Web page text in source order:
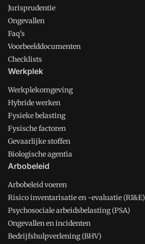
Jurisprudentie
Ongevallen
Faq's
Voorbeelddocumenten
Checklists
Werkplek
Werkplekomgeving
Hybride werken
Fysieke belasting
Fysische factoren
Gevaarlijke stoffen
Biologische agentia
Arbobeleid
Arbobeleid voeren
Risico inventarisatie en -evaluatie (RI&E)
Psychosociale arbeidsbelasting (PSA)
Ongevallen en incidenten
Bedrijfshulpverlening (BHV)